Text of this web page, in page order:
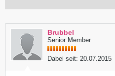
Brubbel
Senior Member
Dabei seit: 20.07.2015